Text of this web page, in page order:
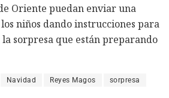
Oriente puedan enviar una
niños dando instrucciones para
sorpresa que están preparando
Navidad Reyes Magos sorpresa